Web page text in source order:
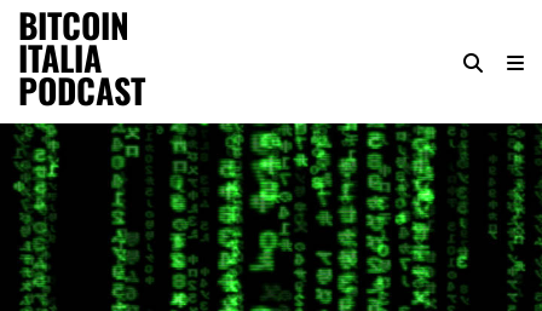
BITCOIN
ITALIA
PODCAST